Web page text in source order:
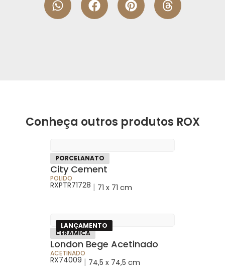
Conheça outros produtos ROX
PORCELANATO
City Cement
POLIDO
RXPTR71728 | 71 x 71 cm
LANÇAMENTO
CERÂMICA
London Bege Acetinado
ACETINADO
RX74009 | 74,5 x 74,5 cm